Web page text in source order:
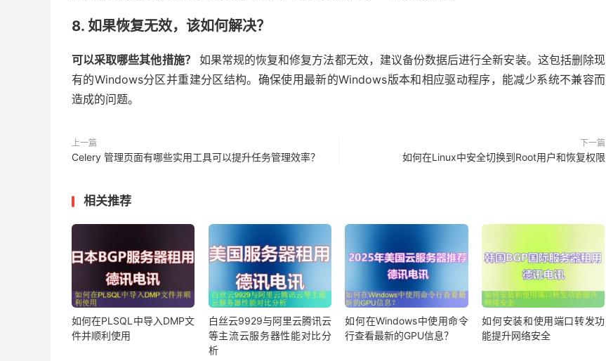
8. 如果恢复无效，该如何解决？
可以采取哪些其他措施？
如果常规的恢复和修复方法都无效，建议备份数据后进行全新安装。这包括删除现
有的Windows分区并重建分区结构。确保使用最新的Windows版本和相应驱动程序，能减少系统不兼容而
造成的问题。
上一篇
Celery 管理页面有哪些实用工具可以提升任务管理效率？
下一篇
如何在Linux中安全切换到Root用户和恢复权限
相关推荐
如何在PLSQL中导入DMP文
件并顺利使用
白丝云9929与阿里云腾讯云
等主流云服务器性能对比分
析
如何在Windows中使用命令
行查看最新的GPU信息？
如何安装和使用端口转发功
能提升网络安全